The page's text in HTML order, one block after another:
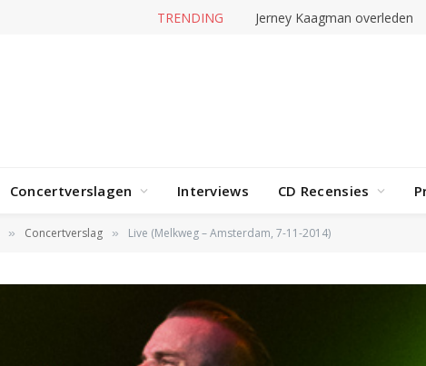
TRENDING Jerney Kaagman overleden
Concertverslagen Interviews CD Recensies
» Concertverslag » Live (Melkweg – Amsterdam, 7-11-2014)